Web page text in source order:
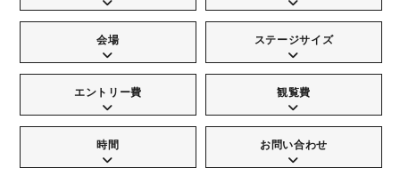
会場 ステージサイズ
エントリー費 観覧費
時間 お問い合わせ